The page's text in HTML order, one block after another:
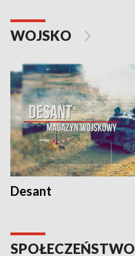
WOJSKO
Desant
SPOŁECZEŃSTWO